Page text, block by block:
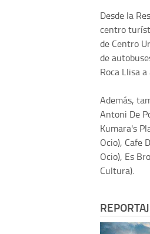
Desde la
centro
de Centro
de
Roca Llisa
Además,
Antoni De
Kumara's
Ocio), Cafe
Ocio), Es
Cultura).